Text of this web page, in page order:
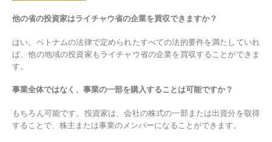
他の省の投資家はライチャウ省の企業を買収できますか？
はい。ベトナムの法律で定められたすべての法的要件を満たしていれ
ば、他の地域の投資家もライチャウ省の企業を買収することができま
す。
事業全体ではなく、事業の一部を購入することは可能ですか？
もちろん可能です。投資家は、会社の株式の一部または出資分を取得
することで、株主または事業のメンバーになることができます。